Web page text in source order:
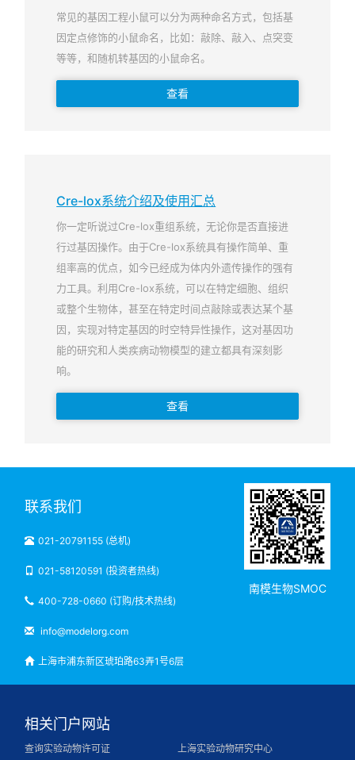
常见的基因工程小鼠可以分为两种命名方式，包括基
因定点修饰的小鼠命名，比如：敲除、敲入、点突变
等等，和随机转基因的小鼠命名。
查看
Cre-lox系统介绍及使用汇总
你一定听说过Cre-lox重组系统，无论你是否直接进
行过基因操作。由于Cre-lox系统具有操作简单、重
组率高的优点，如今已经成为体内外遗传操作的强有
力工具。利用Cre-lox系统，可以在特定细胞、组织
或整个生物体，甚至在特定时间点敲除或表达某个基
因，实现对特定基因的时空特异性操作，这对基因功
能的研究和人类疾病动物模型的建立都具有深刻影
响。
查看
联系我们
021-20791155 (总机)
021-58120591 (投资者热线)
400-728-0660 (订购/技术热线)
info@modelorg.com
上海市浦东新区琥珀路63弄1号6层
南模生物SMOC
相关门户网站
查询实验动物许可证
上海实验动物研究中心